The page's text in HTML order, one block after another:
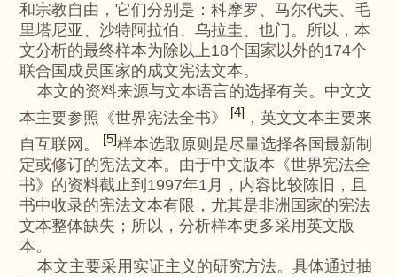
和宗教自由，它们分别是：科摩罗、马尔代夫、毛
里塔尼亚、沙特阿拉伯、乌拉圭、也门。所以，本
文分析的最终样本为除以上18个国家以外的174个
联合国成员国家的成文宪法文本。
本文的资料来源与文本语言的选择有关。中文文
本主要参照《世界宪法全书》
[4] ，英文文本主要来
自互联网。
[5]样本选取原则是尽量选择各国最新制
定或修订的宪法文本。由于中文版本《世界宪法全
书》的资料截止到1997年1月，内容比较陈旧，且
书中收录的宪法文本有限，尤其是非洲国家的宪法
文本整体缺失；所以，分析样本更多采用英文版
本。
本文主要采用实证主义的研究方法。具体通过抽